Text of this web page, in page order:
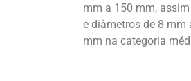
mm a 150 mm,
e diâmetros de 8 mm
mm na categoria